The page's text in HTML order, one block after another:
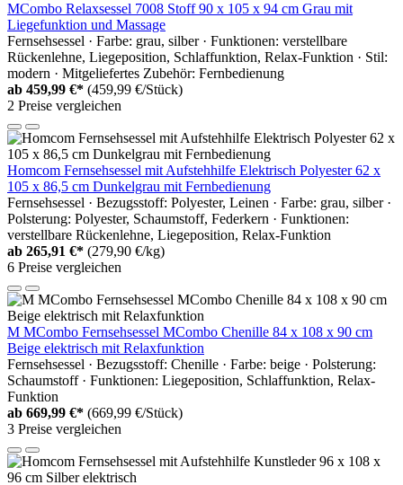
MCombo Relaxsessel 7008 Stoff 90 x 105 x 94 cm Grau mit
Liegefunktion und Massage
Fernsehsessel · Farbe: grau, silber · Funktionen: verstellbare
Rückenlehne, Liegeposition, Schlaffunktion, Relax-Funktion · Stil:
modern · Mitgeliefertes Zubehör: Fernbedienung
ab 459,99 €* (459,99 €/Stück)
2 Preise vergleichen
Homcom Fernsehsessel mit Aufstehhilfe Elektrisch Polyester 62 x
105 x 86,5 cm Dunkelgrau mit Fernbedienung
Fernsehsessel · Bezugsstoff: Polyester, Leinen · Farbe: grau, silber ·
Polsterung: Polyester, Schaumstoff, Federkern · Funktionen:
verstellbare Rückenlehne, Liegeposition, Relax-Funktion
ab 265,91 €* (279,90 €/kg)
6 Preise vergleichen
M MCombo Fernsehsessel MCombo Chenille 84 x 108 x 90 cm
Beige elektrisch mit Relaxfunktion
Fernsehsessel · Bezugsstoff: Chenille · Farbe: beige · Polsterung:
Schaumstoff · Funktionen: Liegeposition, Schlaffunktion, Relax-
Funktion
ab 669,99 €* (669,99 €/Stück)
3 Preise vergleichen